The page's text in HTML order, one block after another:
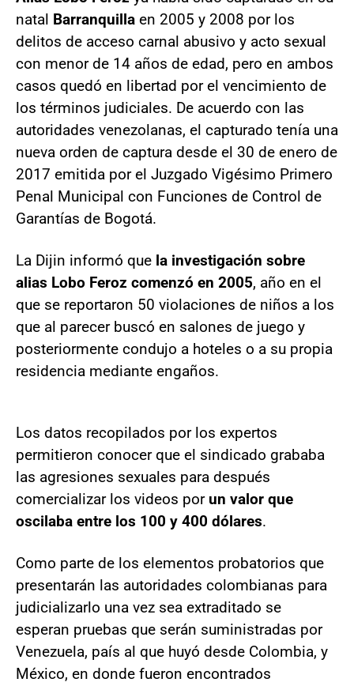
natal Barranquilla en 2005 y 2008 por los
delitos de acceso carnal abusivo y acto sexual
con menor de 14 años de edad, pero en ambos
casos quedó en libertad por el vencimiento de
los términos judiciales. De acuerdo con las
autoridades venezolanas, el capturado tenía una
nueva orden de captura desde el 30 de enero de
2017 emitida por el Juzgado Vigésimo Primero
Penal Municipal con Funciones de Control de
Garantías de Bogotá.
La Dijin informó que la investigación sobre
alias Lobo Feroz comenzó en 2005, año en el
que se reportaron 50 violaciones de niños a los
que al parecer buscó en salones de juego y
posteriormente condujo a hoteles o a su propia
residencia mediante engaños.
Los datos recopilados por los expertos
permitieron conocer que el sindicado grababa
las agresiones sexuales para después
comercializar los videos por un valor que
oscilaba entre los 100 y 400 dólares.
Como parte de los elementos probatorios que
presentarán las autoridades colombianas para
judicializarlo una vez sea extraditado se
esperan pruebas que serán suministradas por
Venezuela, país al que huyó desde Colombia, y
México, en donde fueron encontrados